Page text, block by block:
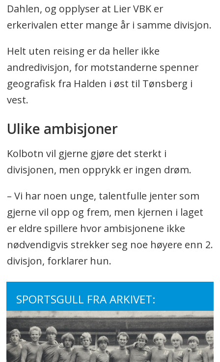
Dahlen, og opplyser at Lier VBK er
erkerivalen etter mange år i samme divisjon.
Helt uten reising er da heller ikke
andredivisjon, for motstanderne spenner
geografisk fra Halden i øst til Tønsberg i
vest.
Ulike ambisjoner
Kolbotn vil gjerne gjøre det sterkt i
divisjonen, men opprykk er ingen drøm.
– Vi har noen unge, talentfulle jenter som
gjerne vil opp og frem, men kjernen i laget
er eldre spillere hvor ambisjonene ikke
nødvendigvis strekker seg noe høyere enn 2.
divisjon, forklarer hun.
SPORTSGULL FRA ARKIVET: